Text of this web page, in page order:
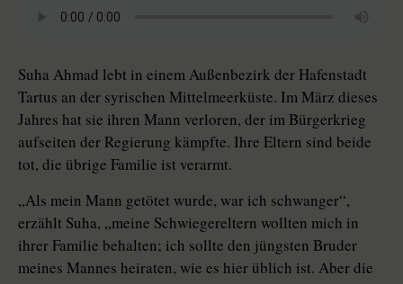
Suha Ahmad lebt in einem Außenbezirk der Hafenstadt
Tartus an der syrischen Mittelmeerküste. Im März dieses
Jahres hat sie ihren Mann verloren, der im Bürgerkrieg
aufseiten der Regierung kämpfte. Ihre Eltern sind beide
tot, die übrige Familie ist verarmt.
„Als mein Mann getötet wurde, war ich schwanger“,
erzählt Suha, „meine Schwiegereltern wollten mich in
ihrer Familie behalten; ich sollte den jüngsten Bruder
meines Mannes heiraten, wie es hier üblich ist. Aber die